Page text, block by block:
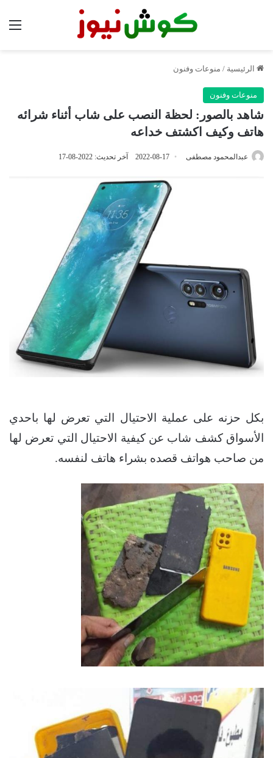
الرئيسية / منوعات وفنون
منوعات وفنون
شاهد بالصور: لحظة النصب على شاب أثناء شرائه
هاتف وكيف اكشتف خداعه
عبدالمحمود مصطفى 2022-08-17 آخر تحديث: 2022-08-17
بكل حزنه على عملية الاحتيال التي تعرض لها باحدي
الأسواق كشف شاب عن كيفية الاحتيال التي تعرض لها
من صاحب هواتف قصده بشراء هاتف لنفسه.